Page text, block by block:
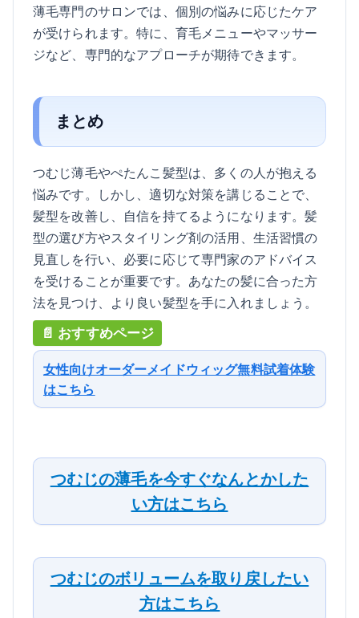
薄毛専門のサロンでは、個別の悩みに応じたケア
が受けられます。特に、育毛メニューやマッサー
ジなど、専門的なアプローチが期待できます。
まとめ
つむじ薄毛やぺたんこ髪型は、多くの人が抱える
悩みです。しかし、適切な対策を講じることで、
髪型を改善し、自信を持てるようになります。髪
型の選び方やスタイリング剤の活用、生活習慣の
見直しを行い、必要に応じて専門家のアドバイス
を受けることが重要です。あなたの髪に合った方
法を見つけ、より良い髪型を手に入れましょう。
女性向けオーダーメイドウィッグ無料試着体験
はこちら
つむじの薄毛を今すぐなんとかした
い方はこちら
つむじのボリュームを取り戻したい
方はこちら